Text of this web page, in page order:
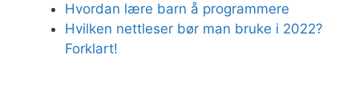
Hvordan lære barn å programmere
Hvilken nettleser bør man bruke i 2022?
Forklart!